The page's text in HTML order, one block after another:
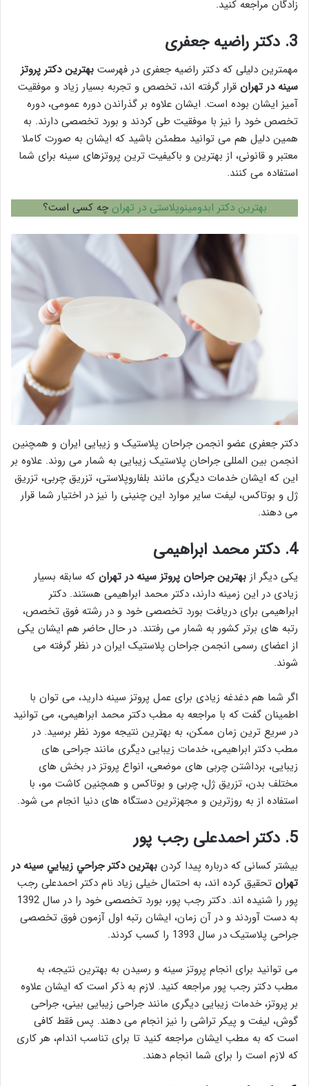
زادگان مراجعه کنید.
3. دکتر راضیه جعفری
مهمترین دلیلی که دکتر راضیه جعفری در فهرست بهترين دكتر پروتز
سينه در تهران قرار گرفته اند، تخصص و تجربه بسیار زیاد و موفقیت
آمیز ایشان بوده است. ایشان علاوه بر گذراندن دوره عمومی، دوره
تخصص خود را نیز با موفقیت طی کردند و بورد تخصصی دارند. به
همین دلیل هم می توانید مطمئن باشید که ایشان به صورت کاملا
معتبر و قانونی، از بهترین و باکیفیت ترین پروتزهای سینه برای شما
استفاده می کنند.
بهترین دکتر ابدومینوپلاستی در تهران چه کسی است؟
دکتر جعفری عضو انجمن جراحان پلاستیک و زیبایی ایران و همچنین
انجمن بین المللی جراحان پلاستیک زیبایی به شمار می روند. علاوه بر
این که ایشان خدمات دیگری مانند بلفاروپلاستی، تزریق چربی، تزریق
ژل و بوتاکس، لیفت سایر موارد این چنینی را نیز در اختیار شما قرار
می دهند.
4. دکتر محمد ابراهیمی
یکی دیگر از بهترين جراحان پروتز سينه در تهران که سابقه بسیار
زیادی در این زمینه دارند، دکتر محمد ابراهیمی هستند. دکتر
ابراهیمی برای دریافت بورد تخصصی خود و در رشته فوق تخصص،
رتبه های برتر کشور به شمار می رفتند. در حال حاضر هم ایشان یکی
از اعضای رسمی انجمن جراحان پلاستیک ایران در نظر گرفته می
شوند.
اگر شما هم دغدغه زیادی برای عمل پروتز سینه دارید، می توان با
اطمینان گفت که با مراجعه به مطب دکتر محمد ابراهیمی، می توانید
در سریع ترین زمان ممکن، به بهترین نتیجه مورد نظر برسید. در
مطب دکتر ابراهیمی، خدمات زیبایی دیگری مانند جراحی های
زیبایی، برداشتن چربی های موضعی، انواع پروتز در بخش های
مختلف بدن، تزریق ژل، چربی و بوتاکس و همچنین کاشت مو، با
استفاده از به روزترین و مجهزترین دستگاه های دنیا انجام می شود.
5. دکتر احمدعلی رجب پور
بیشتر کسانی که درباره پیدا کردن بهترین دكتر جراحي زيبايي سينه در
تهران تحقیق کرده اند، به احتمال خیلی زیاد نام دکتر احمدعلی رجب
پور را شنیده اند. دکتر رجب پور، بورد تخصصی خود را در سال 1392
به دست آوردند و در آن زمان، ایشان رتبه اول آزمون فوق تخصصی
جراحی پلاستیک در سال 1393 را کسب کردند.
می توانید برای انجام پروتز سینه و رسیدن به بهترین نتیجه، به
مطب دکتر رجب پور مراجعه کنید. لازم به ذکر است که ایشان علاوه
بر پروتز، خدمات زیبایی دیگری مانند جراحی زیبایی بینی، جراحی
گوش، لیفت و پیکر تراشی را نیز انجام می دهند. پس فقط کافی
است که به مطب ایشان مراجعه کنید تا برای تناسب اندام، هر کاری
که لازم است را برای شما انجام دهند.